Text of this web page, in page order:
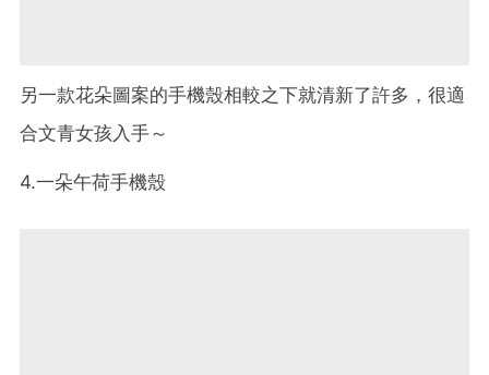
另一款花朵圖案的手機殼相較之下就清新了許多，很適
合文青女孩入手～
4.一朵午荷手機殼